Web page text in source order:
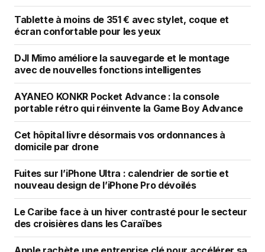
Tablette à moins de 351 € avec stylet, coque et
écran confortable pour les yeux
DJI Mimo améliore la sauvegarde et le montage
avec de nouvelles fonctions intelligentes
AYANEO KONKR Pocket Advance : la console
portable rétro qui réinvente la Game Boy Advance
Cet hôpital livre désormais vos ordonnances à
domicile par drone
Fuites sur l’iPhone Ultra : calendrier de sortie et
nouveau design de l’iPhone Pro dévoilés
Le Caribe face à un hiver contrasté pour le secteur
des croisières dans les Caraïbes